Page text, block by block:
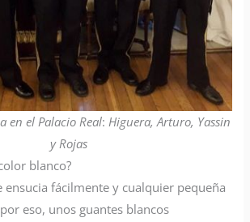
en el Palacio Real: Higuera, Arturo, Yassin
y Rojas
blanco?
ensucia fácilmente y cualquier pequeña
eso, unos guantes blancos